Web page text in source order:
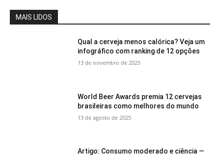
MAIS LIDOS
Qual a cerveja menos calórica? Veja um
infográfico com ranking de 12 opções
13 de novembro de 2025
World Beer Awards premia 12 cervejas
brasileiras como melhores do mundo
13 de agosto de 2025
Artigo: Consumo moderado e ciência —